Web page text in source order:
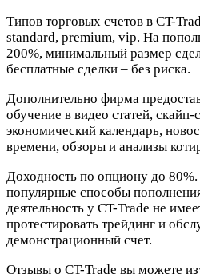
Типов торговых счетов в CT-
standard, premium, vip. На
200%, минимальный размер
бесплатные сделки – без риска.
Дополнительно фирма
обучение в видео статей, скайп-
экономический календарь,
времени, обзоры и анализы
Доходность по опциону до
популярные способы
деятельность у CT-Trade не
протестировать трейдинг и
демонстрационный счет.
Отзывы о CT-Trade вы можете